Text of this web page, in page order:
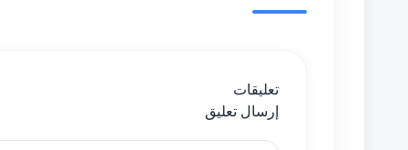
تعليقات
إرسال تعليق